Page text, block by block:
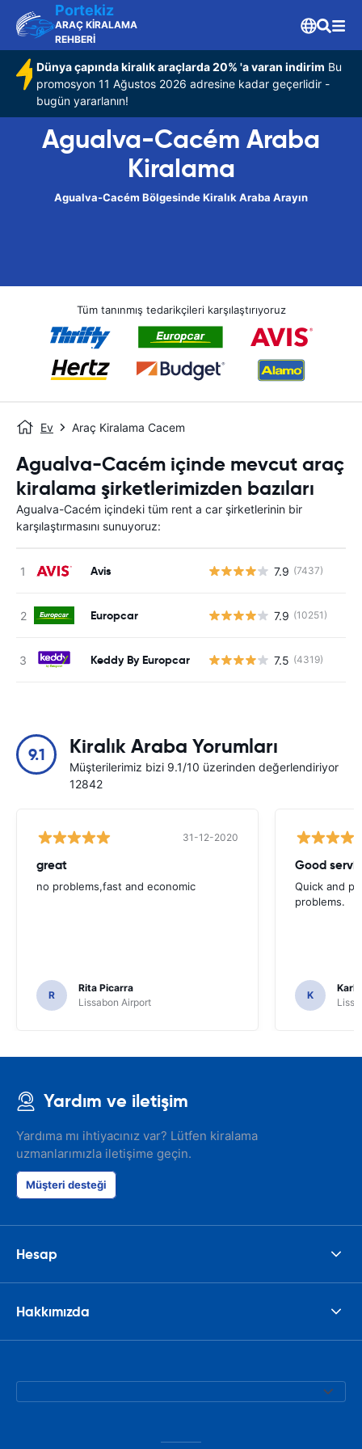
Portekiz
ARAÇ KİRALAMA
REHBERİ
Dünya çapında kiralık araçlarda 20% 'a varan indirim Bu
promosyon 11 Ağustos 2026 adresine kadar geçerlidir -
bugün yararlanın!
Agualva-Cacém Araba
Kiralama
Agualva-Cacém Bölgesinde Kiralık Araba Arayın
Tüm tanınmış tedarikçileri karşılaştırıyoruz
Ev Araç Kiralama Cacem
Agualva-Cacém içinde mevcut araç
kiralama şirketlerimizden bazıları
Agualva-Cacém içindeki tüm rent a car şirketlerinin bir
karşılaştırmasını sunuyoruz:
Avis 7.9 (7437)
Europcar 7.9 (10251)
Keddy By Europcar 7.5 (4319)
9.1 Kiralık Araba Yorumları
Müşterilerimiz bizi 9.1/10 üzerinden değerlendiriyor
12842
31-12-2020
great
no problems,fast and economic
R
Rita Picarra
Lissabon Airport
Good
Quick and
problems.
K
Karl
Yardım ve iletişim
Yardıma mı ihtiyacınız var? Lütfen kiralama
uzmanlarımızla iletişime geçin.
Müşteri desteği
Hesap
Hakkımızda